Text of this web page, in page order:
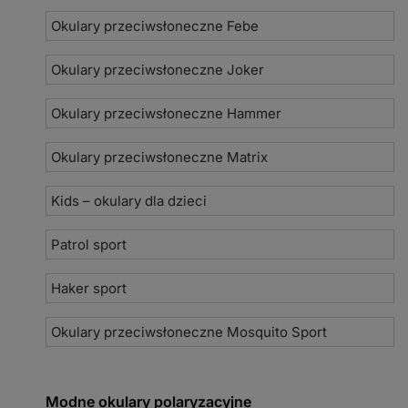
Okulary przeciwsłoneczne Febe
Okulary przeciwsłoneczne Joker
Okulary przeciwsłoneczne Hammer
Okulary przeciwsłoneczne Matrix
Kids – okulary dla dzieci
Patrol sport
Haker sport
Okulary przeciwsłoneczne Mosquito Sport
Modne okulary polaryzacyjne